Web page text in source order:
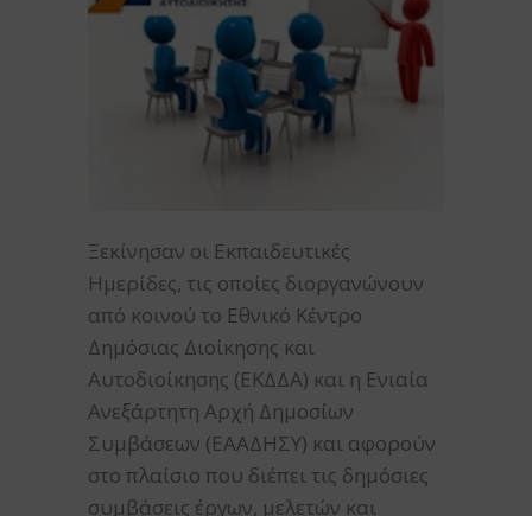
Ξεκίνησαν οι Εκπαιδευτικές
Ημερίδες, τις οποίες διοργανώνουν
από κοινού το Εθνικό Κέντρο
Δημόσιας Διοίκησης και
Αυτοδιοίκησης (ΕΚΔΔΑ) και η Ενιαία
Ανεξάρτητη Αρχή Δημοσίων
Συμβάσεων (ΕΑΑΔΗΣΥ) και αφορούν
στο πλαίσιο που διέπει τις δημόσιες
συμβάσεις έργων, μελετών και